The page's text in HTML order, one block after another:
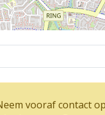
vooraf contact